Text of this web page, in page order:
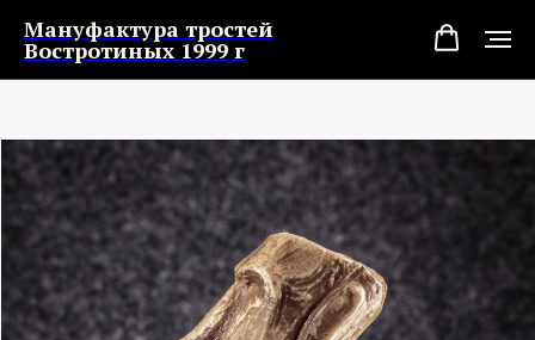
Мануфактура тростей
Востротиных 1999 г